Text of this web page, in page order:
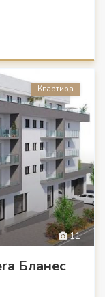
11
Квартира
Бланес